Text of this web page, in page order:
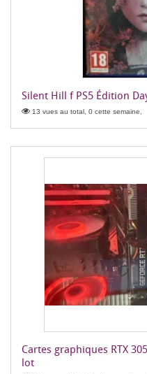
Silent Hill f PS5 Édition
13 vues au total, 0 cette semaine,
Cartes graphiques RTX
lot